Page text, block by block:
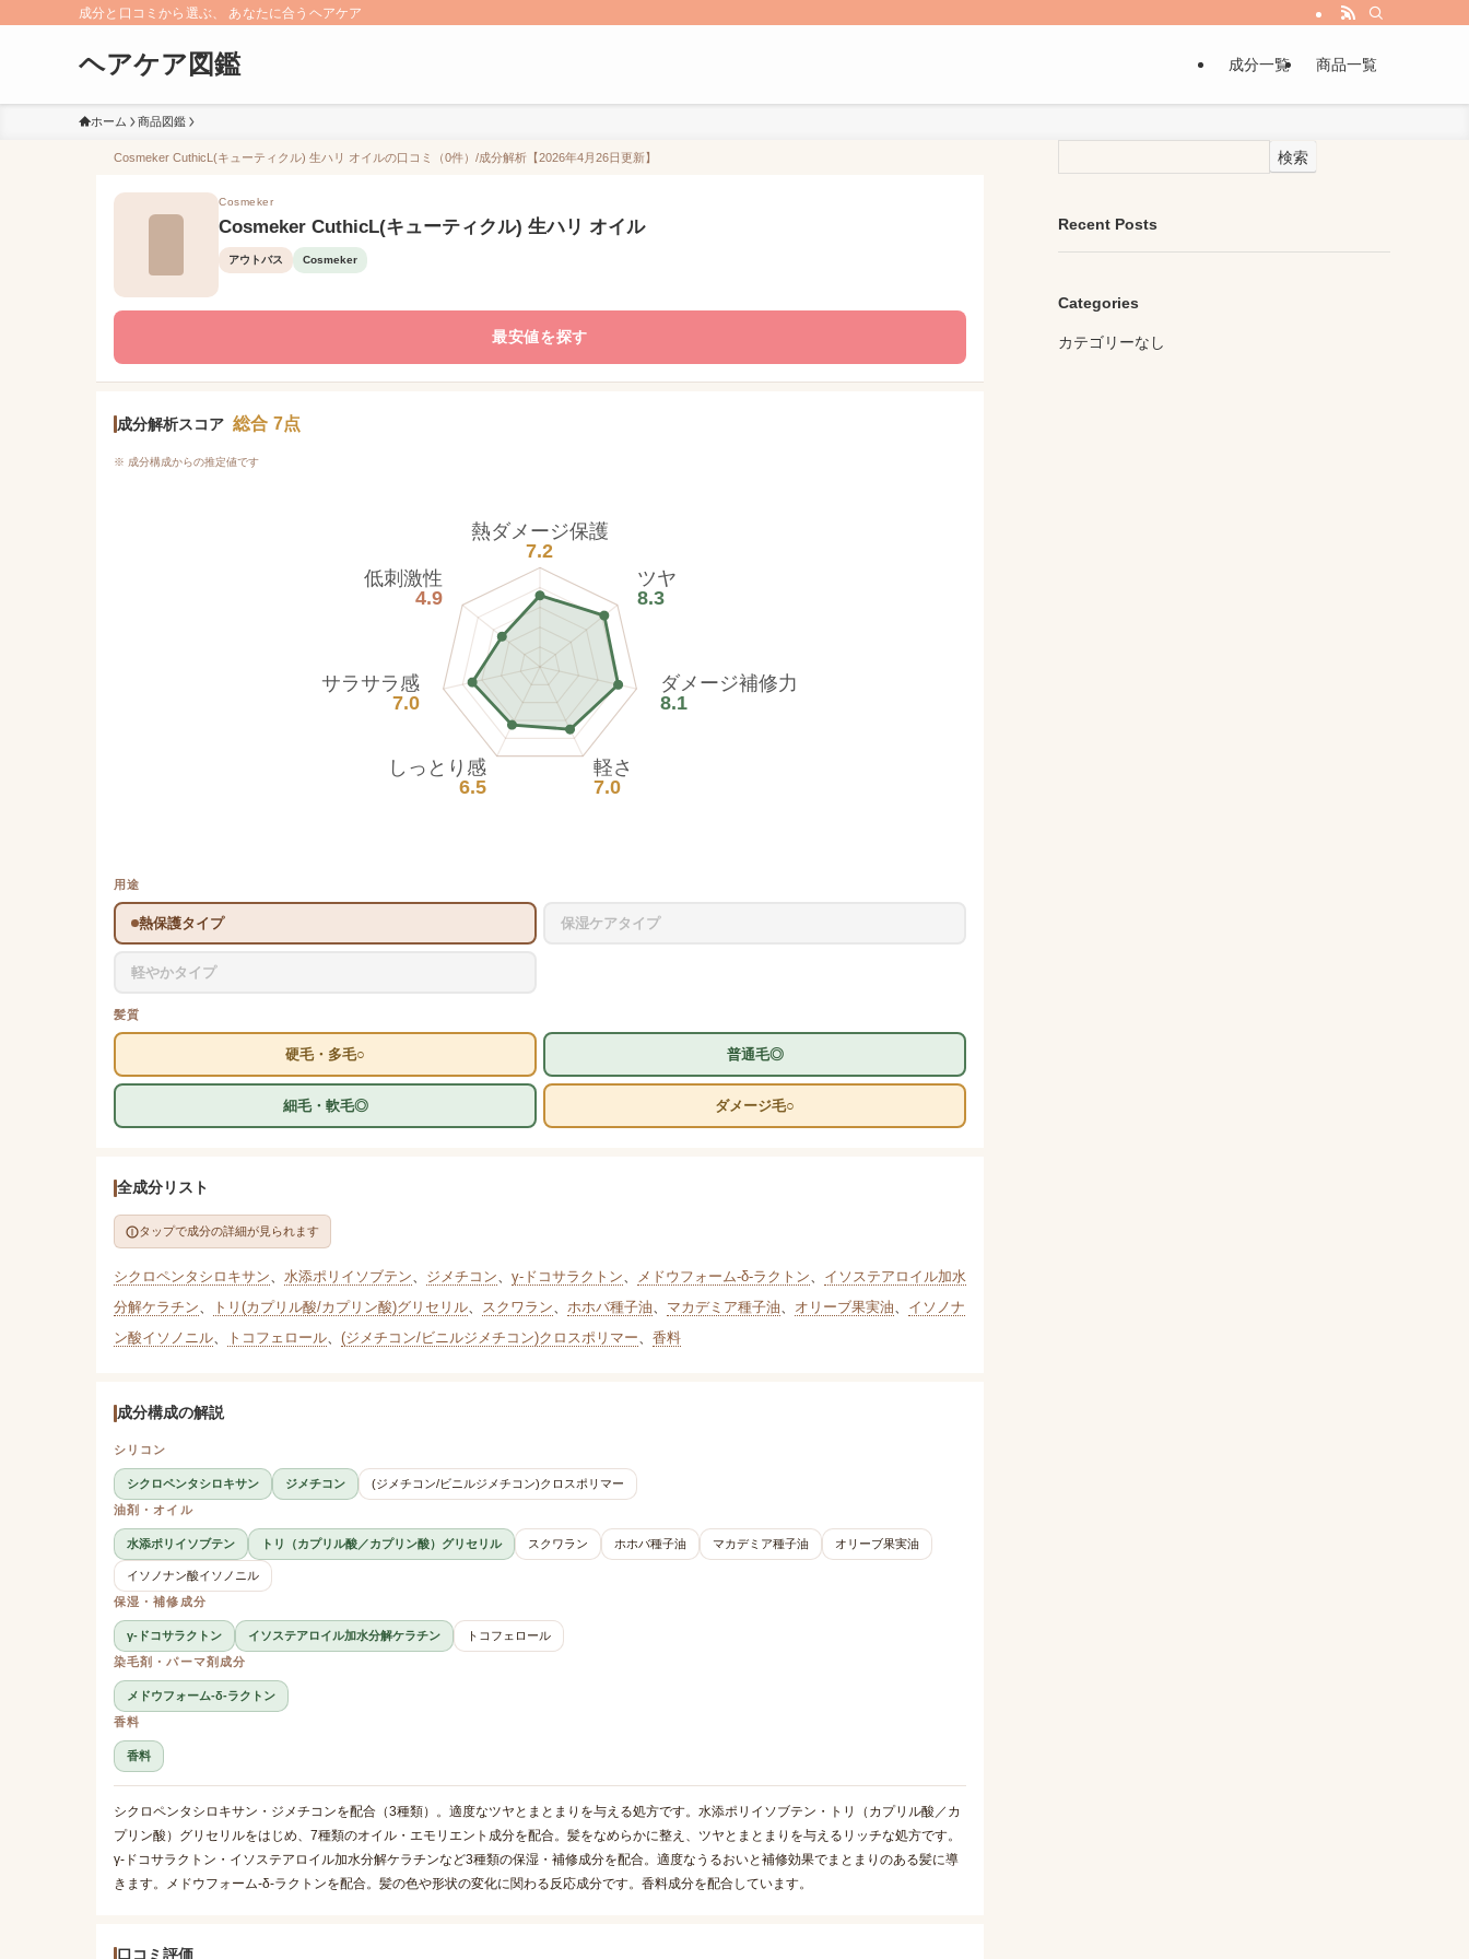
成分と口コミから選ぶ、 あなたに合うヘアケア
ヘアケア図鑑 成分一覧 商品一覧
ホーム 商品図鑑
Cosmeker CuthicL(キューティクル) 生ハリ オイルの口コミ（0件）/成分解析【2026年4月26日更新】
Cosmeker
Cosmeker CuthicL(キューティクル) 生ハリ オイル
アウトバス Cosmeker
最安値を探す
成分解析スコア 総合 7点
※ 成分構成からの推定値です
熱ダメージ保護
7.2
ツヤ
8.3
ダメージ補修力
8.1
軽さ
7.0
しっとり感
6.5
サラサラ感
7.0
低刺激性
4.9
用途
熱保護タイプ 保湿ケアタイプ
軽やかタイプ
髪質
硬毛・多毛○ 普通毛◎
細毛・軟毛◎ ダメージ毛○
全成分リスト
タップで成分の詳細が見られます
シクロペンタシロキサン、 水添ポリイソブテン、 ジメチコン、 γ-ドコサラクトン、 メドウフォーム-δ-ラクトン、 イソステアロイル加水
分解ケラチン、 トリ(カプリル酸/カプリン酸)グリセリル、 スクワラン、 ホホバ種子油、 マカデミア種子油、 オリーブ果実油、 イソノナ
ン酸イソノニル、 トコフェロール、 (ジメチコン/ビニルジメチコン)クロスポリマー、 香料
成分構成の解説
シリコン
シクロペンタシロキサン ジメチコン
(ジメチコン/ビニルジメチコン)クロスポリマー
油剤・オイル
水添ポリイソブテン トリ（カプリル酸／カプリン酸）グリセリル スクワラン ホホバ種子油 マカデミア種子油 オリーブ果実油
イソノナン酸イソノニル
保湿・補修成分
γ-ドコサラクトン イソステアロイル加水分解ケラチン
トコフェロール
染毛剤・パーマ剤成分
メドウフォーム-δ-ラクトン
香料
香料
シクロペンタシロキサン・ジメチコンを配合（3種類）。適度なツヤとまとまりを与える処方です。水添ポリイソブテン・トリ（カプリル酸／カ
プリン酸）グリセリルをはじめ、7種類のオイル・エモリエント成分を配合。髪をなめらかに整え、ツヤとまとまりを与えるリッチな処方です。
γ-ドコサラクトン・イソステアロイル加水分解ケラチンなど3種類の保湿・補修成分を配合。適度なうるおいと補修効果でまとまりのある髪に導
きます。メドウフォーム-δ-ラクトンを配合。髪の色や形状の変化に関わる反応成分です。香料成分を配合しています。
口コミ評価
検索
Recent Posts
Categories
カテゴリーなし